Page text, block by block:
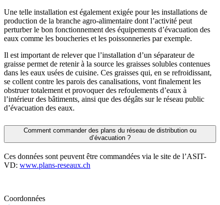
Une telle installation est également exigée pour les installations de
production de la branche agro-alimentaire dont l’activité peut
perturber le bon fonctionnement des équipements d’évacuation des
eaux comme les boucheries et les poissonneries par exemple.
Il est important de relever que l’installation d’un séparateur de
graisse permet de retenir à la source les graisses solubles contenues
dans les eaux usées de cuisine. Ces graisses qui, en se refroidissant,
se collent contre les parois des canalisations, vont finalement les
obstruer totalement et provoquer des refoulements d’eaux à
l’intérieur des bâtiments, ainsi que des dégâts sur le réseau public
d’évacuation des eaux.
Comment commander des plans du réseau de distribution ou
d’évacuation ?
Ces données sont peuvent être commandées via le site de l’ASIT-
VD: www.plans-reseaux.ch
Coordonnées